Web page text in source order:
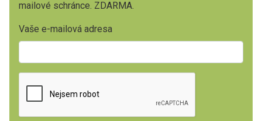
mailové schránce. ZDARMA.
Vaše e-mailová adresa